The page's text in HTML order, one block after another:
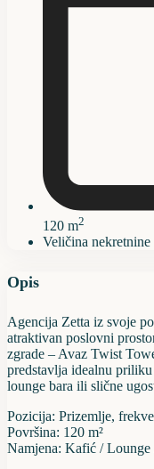
120 m2
Veličina nekretnine
Opis
Agencija Zetta iz svoje
atraktivan poslovni
zgrade – Avaz Twist
predstavlja idealnu
lounge bara ili slične
Pozicija: Prizemlje,
Površina: 120 m²
Namjena: Kafić /